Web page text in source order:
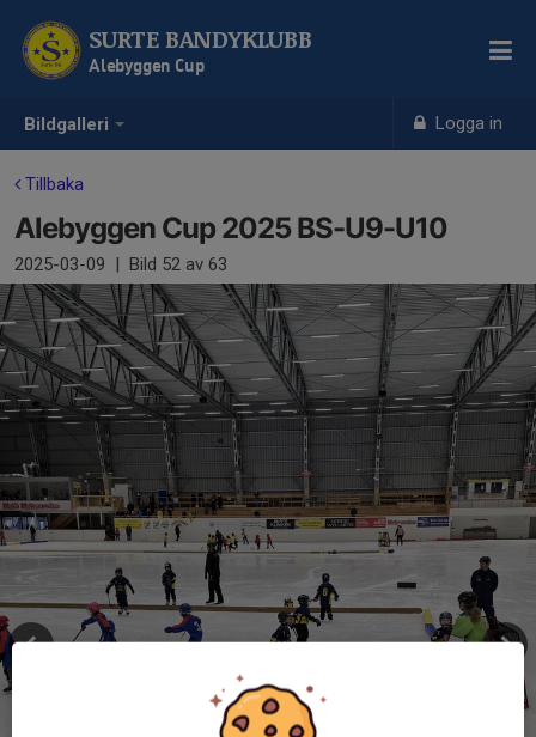
Bildgalleri Logga in
SURTE BANDYKLUBB
Alebyggen Cup
Tillbaka
Alebyggen Cup 2025 BS-U9-U10
2025-03-09 | Bild 52 av 63